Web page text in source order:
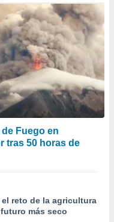
Fuego en
tras 50 horas de
reto de la agricultura
más seco